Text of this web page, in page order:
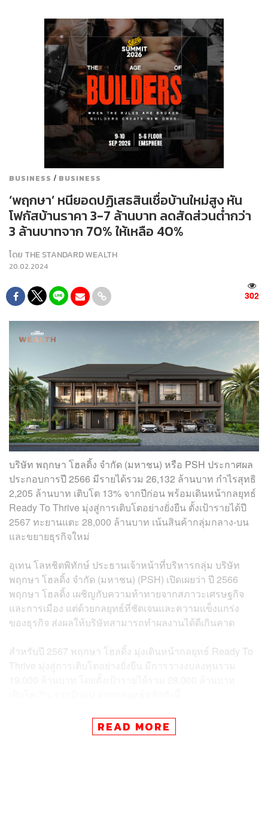
BUSINESS / BUSINESS
‘พฤกษา’ หนียอดปฏิเสธสินเชื่อบ้านใหม่สูง หัน
โฟกัสบ้านราคา 3-7 ล้านบาท ลดสัดส่วนต่ำกว่า
3 ล้านบาทจาก 70% ให้เหลือ 40%
โดย THE STANDARD WEALTH
20.02.2024
302
บริษัท พฤกษา โฮลดิ้ง จำกัด (มหาชน) หรือ PSH ประกาศผล
ประกอบการปี 2566 มีรายได้รวม 26,132 ล้านบาท กำไรสุทธิ
2,205 ล้านบาท เติบโต 13% จากปีก่อน พร้อมเดินหน้ากลยุทธ์
Ready To Thrive มุ่งสู่การเติบโตอย่างยั่งยืน ตั้งเป้ารายได้ปี
2567 ทะยานแตะ 28,000 ล้านบาท เน้นสินค้ากลุ่มกลาง-บน
และขยายธุรกิจใหม่
อุเทน โลหชิตพิทักษ์ ประธานเจ้าหน้าที่บริหารกลุ่ม บริษัท
พฤกษา โฮลดิ้ง จำกัด (มหาชน) (PSH) เปิดเผยว่า ปี 2566
พฤกษา โฮลดิ้ง เผชิญกับความท้าทายจากสภาวะเศรษฐกิจ
และการเมือง แต่ด้วยกลยุทธ์ที่ชัดเจนและความแข็งแกร่ง
ของธุรกิจ ส่งผลให้บริษัทสามารถทำผลงานได้ดีเกินคาด
สำหรับปี 2567 พฤกษา โฮลดิ้ง มุ่งเดินหน้ากลยุทธ์ Ready To
Thrive มุ่งสู่การเติบโตอย่างยั่งยืน มีการวางงบลงทุนรวม
อสังหาริมทรัพย์: ปีที่ผ่านมาทำรายได้ 22,357 ล้านบาท มียอด
ขาย 18,540 ล้านบาท เปิดโครงการใหม่รวม 13 โครงการ
READ MORE